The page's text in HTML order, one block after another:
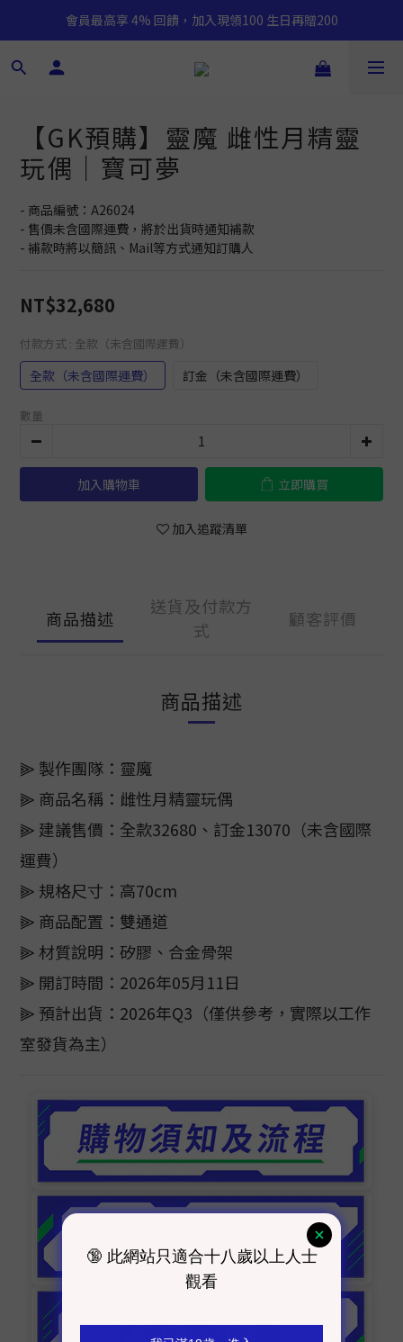
會員最高享 4% 回饋，加入現領100 生日再贈200
【GK預購】靈魔 雌性月精靈
玩偶｜寶可夢
- 商品編號：A26024
- 售價未含國際運費，將於出貨時通知補款
- 補款時將以簡訊、Mail等方式通知訂購人
NT$32,680
付款方式 : 全款（未含國際運費）
全款（未含國際運費） 訂金（未含國際運費）
數量
加入購物車 立即購買
加入追蹤清單
商品描述
送貨及付款方
式
顧客評價
商品描述
⫸ 製作團隊：靈魔
⫸ 商品名稱：雌性月精靈玩偶
⫸ 建議售價：全款32680、訂金13070（未含國際
運費）
⫸ 規格尺寸：高70cm
⫸ 商品配置：雙通道
⫸ 材質說明：矽膠、合金骨架
⫸ 開訂時間：2026年05月11日
⫸ 預計出貨：2026年Q3（僅供參考，實際以工作
室發貨為主）